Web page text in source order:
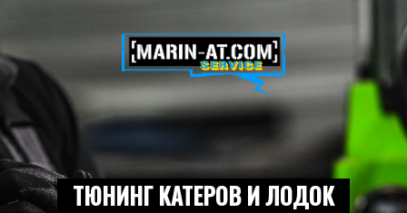
ТЮНИНГ КАТЕРОВ И ЛОДОК